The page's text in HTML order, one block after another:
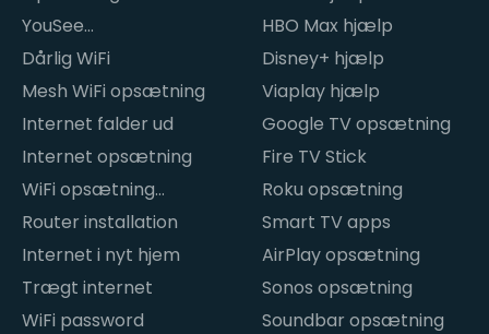
YouSee
internetproblemer
Dårlig WiFi
Mesh WiFi opsætning
Internet falder ud
Internet opsætning
WiFi opsætning
hjemme
Router installation
Internet i nyt hjem
Trægt internet
WiFi password
HBO Max hjælp
Disney+ hjælp
Viaplay hjælp
Google TV opsætning
Fire TV Stick
Roku opsætning
Smart TV apps
AirPlay opsætning
Sonos opsætning
Soundbar opsætning